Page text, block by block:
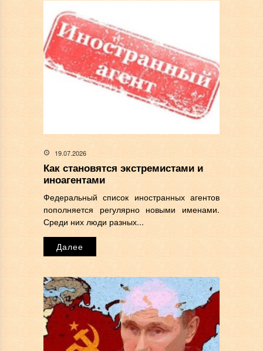
19.07.2026
Как становятся экстремистами и
иноагентами
Федеральный список иностранных агентов
пополняется регулярно новыми именами.
Среди них люди разных...
Далее